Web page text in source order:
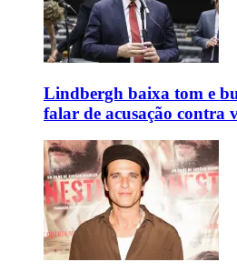
Lindbergh baixa tom e
falar de acusação contra